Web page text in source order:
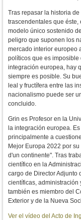
Tras repasar la historia
trascendentales que
modelo único sostenido
peligro que suponen los
mercado interior europeo
políticos que es imposible
integración europea, hay
siempre es posible. Su
leal y fructífera entre las
nacionalismo puede ser
concluido.
Grin es Profesor en la
la integración europea.
principalmente a
Mejor Europa 2022 por
d'un continente". Tras
científico en la
cargo de Director Adjunto
científicas, administración
también es miembro del
Exterior y de la Nueva
Ver el vídeo del Acto de